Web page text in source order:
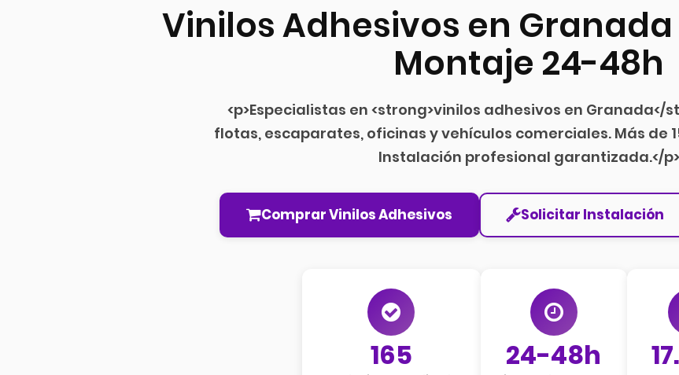
Vinilos Adhesivos en
Montaje 24-48h
<p>Especialistas en <strong>vinilos adhesivos en Granada</
flotas, escaparates, oficinas y vehículos comerciales. Más de
Instalación profesional garantizada.</p>
Comprar Vinilos Adhesivos Solicitar Instalación
165 24-48h